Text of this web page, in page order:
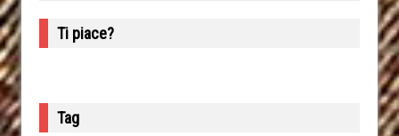
Ti piace?
Tag